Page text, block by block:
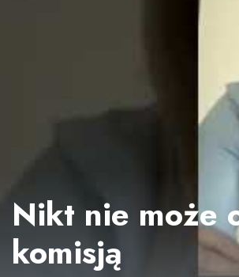
Nikt nie może
komisją